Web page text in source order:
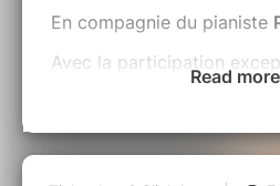
En compagnie du pianiste
Avec la participation
OTSAILAN
GOUDARD. Et des enfants
Ville, de l'Ikastola, et du
Read more